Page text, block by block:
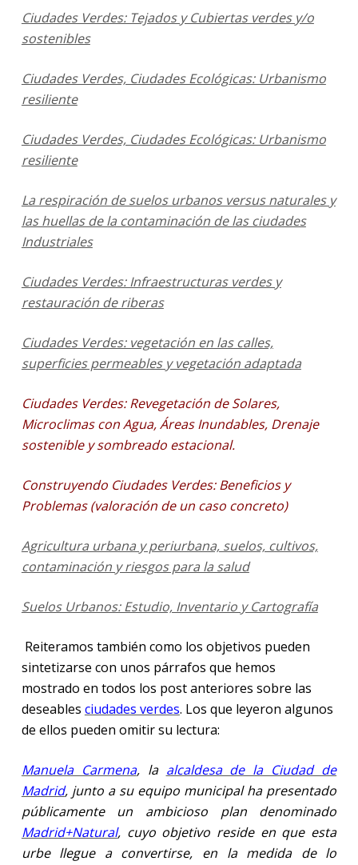
Ciudades Verdes: Tejados y Cubiertas verdes y/o
sostenibles
Ciudades Verdes, Ciudades Ecológicas: Urbanismo
resiliente
Ciudades Verdes, Ciudades Ecológicas: Urbanismo
resiliente
La respiración de suelos urbanos versus naturales y
las huellas de la contaminación de las ciudades
Industriales
Ciudades Verdes: Infraestructuras verdes y
restauración de riberas
Ciudades Verdes: vegetación en las calles,
superficies permeables y vegetación adaptada
Ciudades Verdes: Revegetación de Solares,
Microclimas con Agua, Áreas Inundables, Drenaje
sostenible y sombreado estacional.
Construyendo Ciudades Verdes: Beneficios y
Problemas (valoración de un caso concreto)
Agricultura urbana y periurbana, suelos, cultivos,
contaminación y riesgos para la salud
Suelos Urbanos: Estudio, Inventario y Cartografía
Reiteramos también como los objetivos pueden
sintetizarse con unos párrafos que hemos
mostrado en todos los post anteriores sobre las
deseables ciudades verdes. Los que leyeron algunos
de ellos pueden omitir su lectura:
Manuela Carmena, la alcaldesa de la Ciudad de
Madrid, junto a su equipo municipal ha presentado
públicamente un ambicioso plan denominado
Madrid+Natural, cuyo objetivo reside en que esta
urbe llegue a convertirse, en la medida de lo